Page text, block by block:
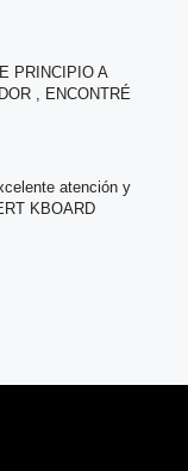
PRINCIPIO A
, ENCONTRÉ
atención y
KBOARD